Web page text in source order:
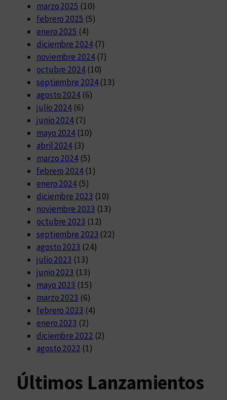
marzo 2025 (10)
febrero 2025 (5)
enero 2025 (4)
diciembre 2024(7)
noviembre 2024(7)
octubre 2024(10)
septiembre 2024(13)
agosto 2024(6)
julio 2024 (6)
junio 2024 (7)
mayo 2024 (10)
abril 2024 (3)
marzo 2024 (5)
febrero 2024(1)
enero 2024 (5)
diciembre 2023 (10)
noviembre 2023 (13)
octubre 2023 (12)
septiembre 2023 (22)
agosto 2023 (24)
julio 2023 (13)
junio 2023 (13)
mayo 2023 (15)
marzo 2023 (6)
febrero 2023 (4)
enero 2023 (2)
diciembre 2022 (2)
agosto 2022 (1)
Últimos Lanzamientos